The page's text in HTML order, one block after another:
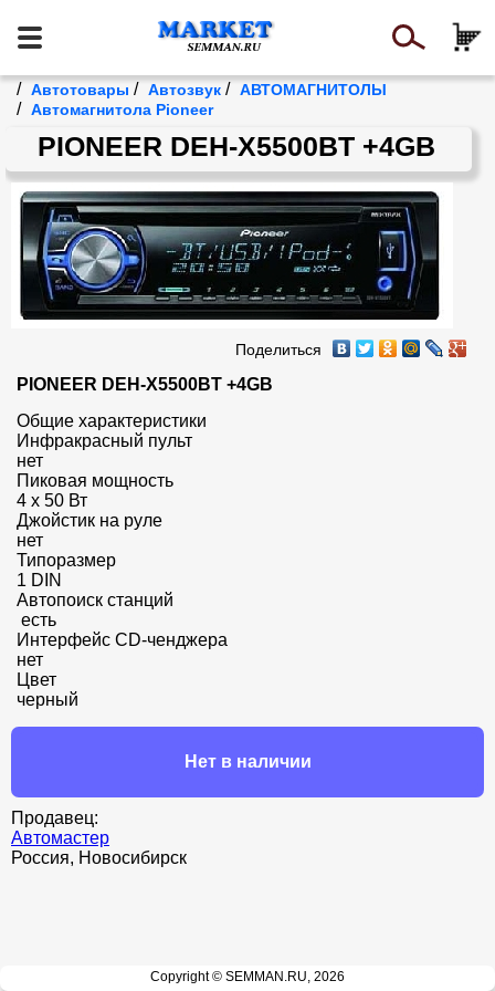
/ Автотовары / Автозвук / АВТОМАГНИТОЛЫ
/ Автомагнитола Pioneer
PIONEER DEH-X5500BT +4GB
Поделиться
PIONEER DEH-X5500BT +4GB
Общие характеристики
Инфракрасный пульт
нет
Пиковая мощность
4 x 50 Вт
Джойстик на руле
нет
Типоразмер
1 DIN
Автопоиск станций
Интерфейс CD-ченджера
нет
Цвет
черный
Нет в наличии
Продавец:
Автомастер
Россия, Новосибирск
Copyright © SEMMAN.RU, 2026